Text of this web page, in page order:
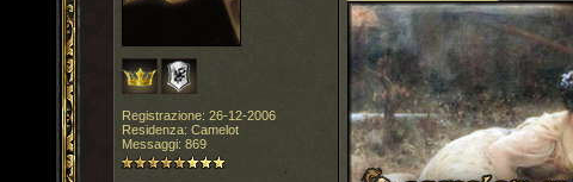
Registrazione: 26-12-2006
Residenza: Camelot
Messaggi: 869